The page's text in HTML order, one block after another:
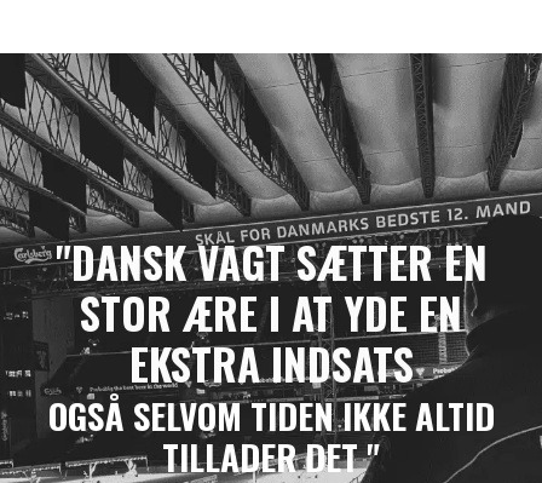
"DANSK VAGT SÆTTER EN
STOR ÆRE I AT YDE EN
EKSTRA INDSATS
OGSÅ SELVOM TIDEN IKKE ALTID
TILLADER DET "